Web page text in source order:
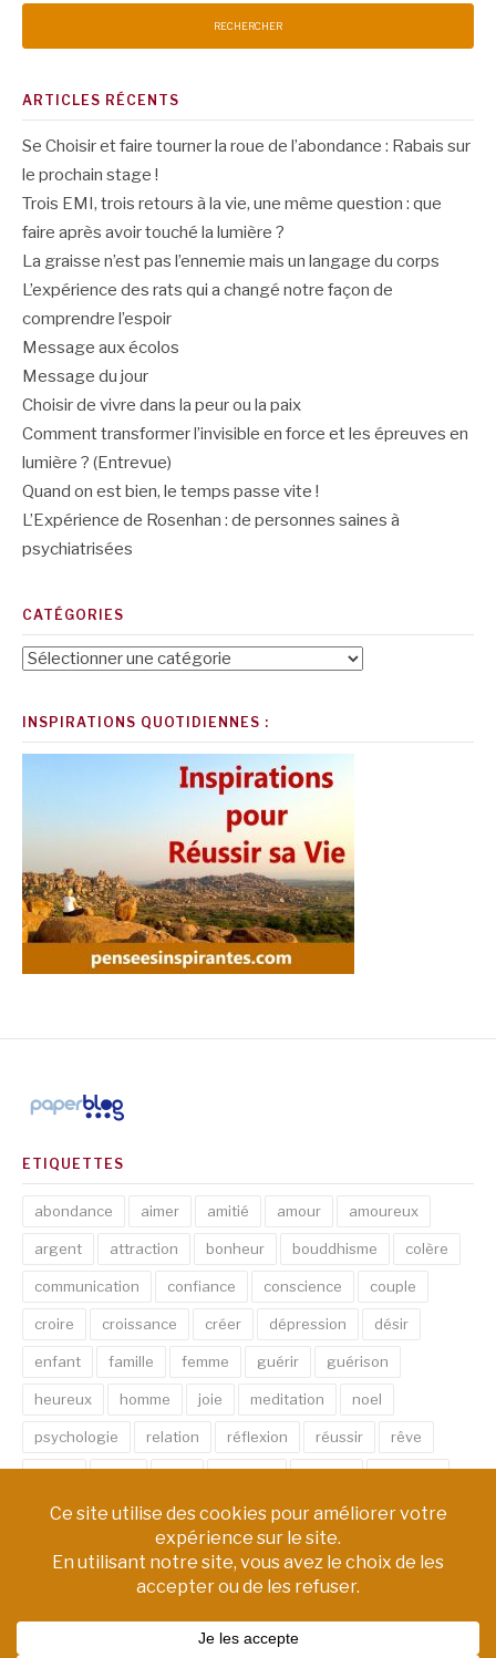
ARTICLES RÉCENTS
Se Choisir et faire tourner la roue de l’abondance : Rabais sur
le prochain stage !
Trois EMI, trois retours à la vie, une même question : que
faire après avoir touché la lumière ?
La graisse n’est pas l’ennemie mais un langage du corps
L’expérience des rats qui a changé notre façon de
comprendre l’espoir
Message aux écolos
Message du jour
Choisir de vivre dans la peur ou la paix
Comment transformer l’invisible en force et les épreuves en
lumière ? (Entrevue)
Quand on est bien, le temps passe vite !
L’Expérience de Rosenhan : de personnes saines à
psychiatrisées
CATÉGORIES
Catégories
INSPIRATIONS QUOTIDIENNES :
ETIQUETTES
abondance aimer amitié amour amoureux
argent attraction bonheur bouddhisme colère
communication confiance conscience couple
croire croissance créer dépression désir
enfant famille femme guérir guérison
heureux homme joie meditation noel
psychologie relation réflexion réussir rêve
santé sexe soin spirituel succès thérapie
vie âme émotion énergie équilibre
Thème Fashify parFRT